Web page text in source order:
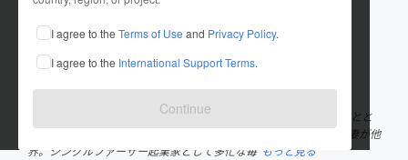
I agree to the Terms of Use and Privacy Policy.
I agree to the International Support Terms.
Continue
これまでに19回支援して3件のプロジェクトを投稿しています
在住国：日本 現在地：大阪府
出身国：日本 出身地：大阪府
2008年から理学療法士。2017年に独立して会社を立ち上げ、障害とと
もにみんなが使いやすい日用品のデザインに取り組む。2018年に妻が他
界。シングルファーザー起業家として多忙な毎 もっと見る